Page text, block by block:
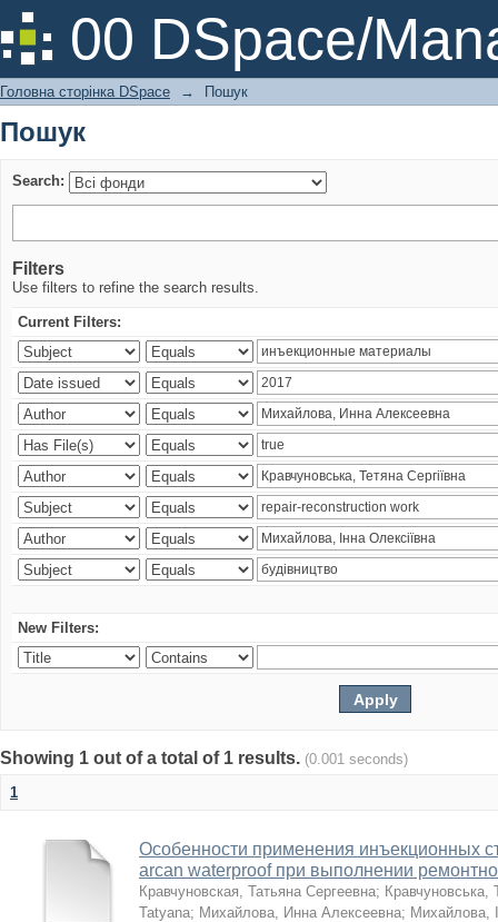
00 DSpace/
Пошук
Головна сторінка DSpace → Пошук
Пошук
Search:
Filters
Use filters to refine the search results.
Current Filters:
New Filters:
Showing 1 out of a total of 1 results. (0.001 seconds)
1
Особенности применения инъекционных
arcan waterproof при выполнении
Кравчуновская, Татьяна Сергеевна; Кравчуновська,
Tatyana; Михайлова, Инна Алексеевна; Михайлова,